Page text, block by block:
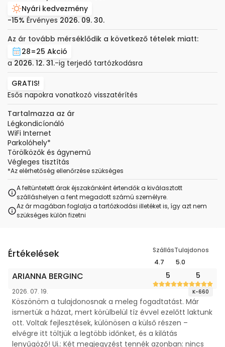
Nyári kedvezmény
-15% Érvényes 2026. 09. 30.
Az ár tovább mérséklődik a következő tételek miatt:
28=25 Akció
a 2026. 12. 31.-ig terjedő tartózkodásra
GRATIS!
Esős napokra vonatkozó visszatérítés
Tartalmazza az ár
Légkondicíonáló
WiFi Internet
Parkolóhely*
Törölközők és ágynemű
Végleges tisztítás
*Az elérhetőség ellenőrzése szükséges
A feltüntetett árak éjszakánként értendők a kiválasztott
szálláshelyen a fent megadott számú személyre.
Az ár magában foglalja a tartózkodási illetéket is, így azt nem
szükséges külön fizetni
Értékelések
Szállás
4.7
Tulajdonos
5.0
ARIANNA BERGINC 5 5
2026. 07. 19. K-660
Köszönöm a tulajdonosnak a meleg fogadtatást. Már
ismertük a házat, mert körülbelül tíz évvel ezelőtt laktunk
ott. Voltak fejlesztések, különösen a külső részen –
elvégre itt töltjük a legtöbb időnket, és a kilátás
lenyűgöző! Ui.: Két megjegyzést tennék azonban: nincs